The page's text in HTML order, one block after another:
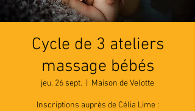
Cycle de 3 ateliers
massage bébés
jeu. 26 sept. Maison de Velotte
Inscriptions auprès de Célia Lime :